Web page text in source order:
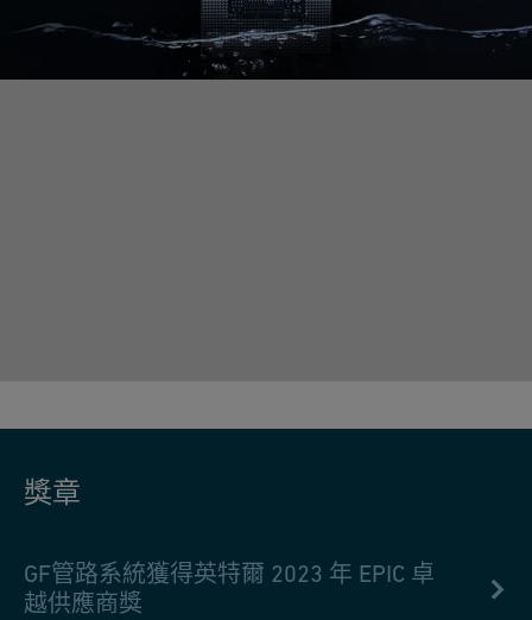
獎章
GF管路系統獲得英特爾 2023 年 EPIC 卓
越供應商獎